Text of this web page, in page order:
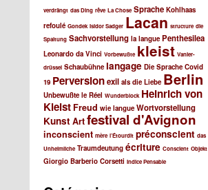
r
c
h
e
verdrängt das Ding rêve La Chose Sprache Kohlhaas
refoulé Gondek Isidor Sadger Lacan structure die
Spaltung Sachvorstellung la langue Penthesilea
Leonardo da Vinci Vorbewußte kleist Vanier-
drüssel Schaubühne langage Die Sprache Covid
19 Perversionexil als die Liebe Berlin
Unbewußte le Réel Wunderblock Heinrich von
Kleist Freud wie langue Wortvorstellung
KunstArtfestival d'Avignon
inconscient mère l’Étourdit préconscient das
Unheimliche Traumdeutung écriture Conscient Objekt
Giorgio Barberio Corsetti Indice Pensable